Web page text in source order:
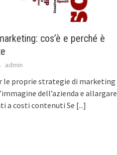
cos’è e perché è
admin
le proprie strategie di marketing
dell’azienda e allargare
a costi contenuti Se [...]